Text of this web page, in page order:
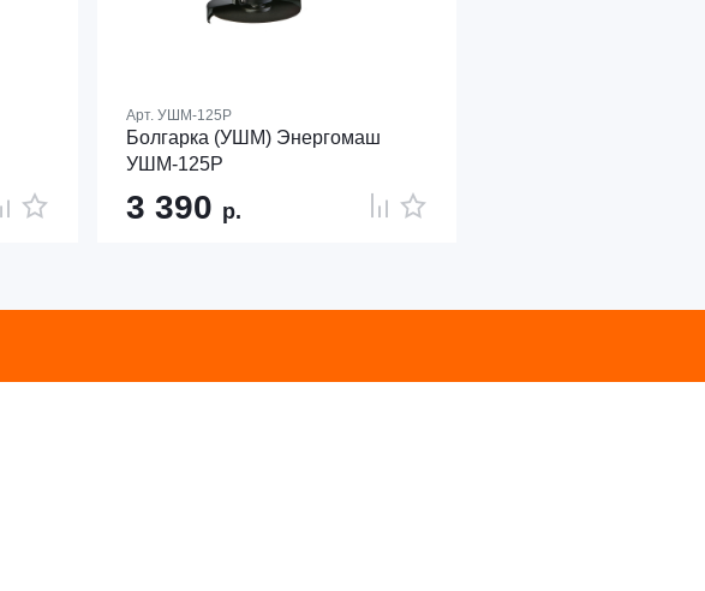
Арт. УШМ-125Р
Болгарка (УШМ) Энергомаш
УШМ-125Р
3 390 р.